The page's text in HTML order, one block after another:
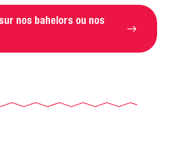
nos bahelors ou nos